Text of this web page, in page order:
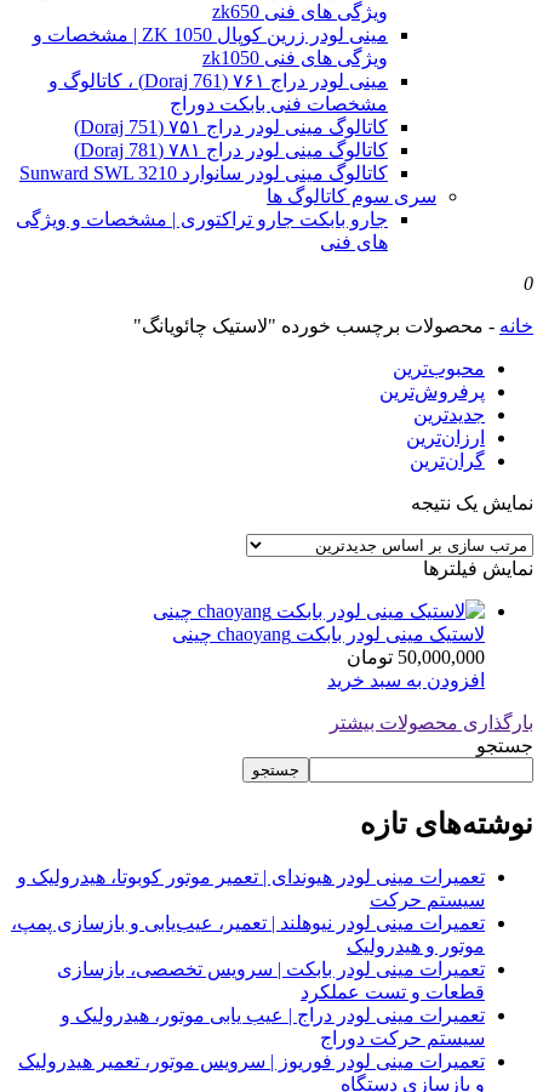
ویژگی های فنی zk650
مینی لودر زرین کوپال ZK 1050 | مشخصات و
ویژگی های فنی zk1050
مینی لودر دراج ۷۶۱ (Doraj 761) ، کاتالوگ و
مشخصات فنی بابکت دوراج
کاتالوگ مینی لودر دراج ۷۵۱ (Doraj 751)
کاتالوگ مینی لودر دراج ۷۸۱ (Doraj 781)
کاتالوگ مینی لودر سانوارد Sunward SWL 3210
سری سوم کاتالوگ ها
جارو بابکت جارو تراکتوری | مشخصات و ویژگی
های فنی
0
خانه - محصولات برچسب خورده "لاستیک چائویانگ"
محبوب‌ترین
پرفروش‌ترین
جدیدترین
ارزان‌ترین
گران‌ترین
نمایش یک نتیجه
نمایش فیلترها
لاستیک مینی لودر بابکت chaoyang چینی
50,000,000 تومان
افزودن به سبد خرید
بارگذاری محصولات بیشتر
جستجو
جستجو
نوشته‌های تازه
تعمیرات مینی لودر هیوندای | تعمیر موتور کوبوتا، هیدرولیک و
سیستم حرکت
تعمیرات مینی لودر نیوهلند | تعمیر، عیب‌یابی و بازسازی پمپ،
موتور و هیدرولیک
تعمیرات مینی لودر بابکت | سرویس تخصصی، بازسازی
قطعات و تست عملکرد
تعمیرات مینی لودر دراج | عیب یابی موتور، هیدرولیک و
سیستم حرکت دوراج
تعمیرات مینی لودر فوریوز | سرویس موتور، تعمیر هیدرولیک
و بازسازی دستگاه